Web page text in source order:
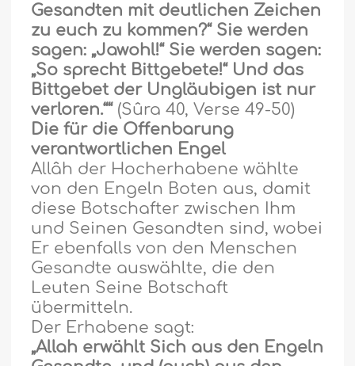
Gesandten mit deutlichen Zeichen
zu euch zu kommen?“ Sie werden
sagen: „Jawohl!“ Sie werden sagen:
„So sprecht Bittgebete!“ Und das
Bittgebet der Ungläubigen ist nur
verloren.““ (Sûra 40, Verse 49-50)
Die für die Offenbarung
verantwortlichen Engel
Allâh der Hocherhabene wählte
von den Engeln Boten aus, damit
diese Botschafter zwischen Ihm
und Seinen Gesandten sind, wobei
Er ebenfalls von den Menschen
Gesandte auswählte, die den
Leuten Seine Botschaft
übermitteln.
Der Erhabene sagt:
„Allah erwählt Sich aus den Engeln